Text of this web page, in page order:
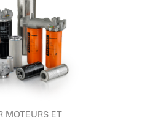
MOTEURS ET